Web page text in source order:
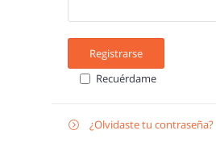
Registrarse
Recuérdame
 ¿Olvidaste tu contraseña?